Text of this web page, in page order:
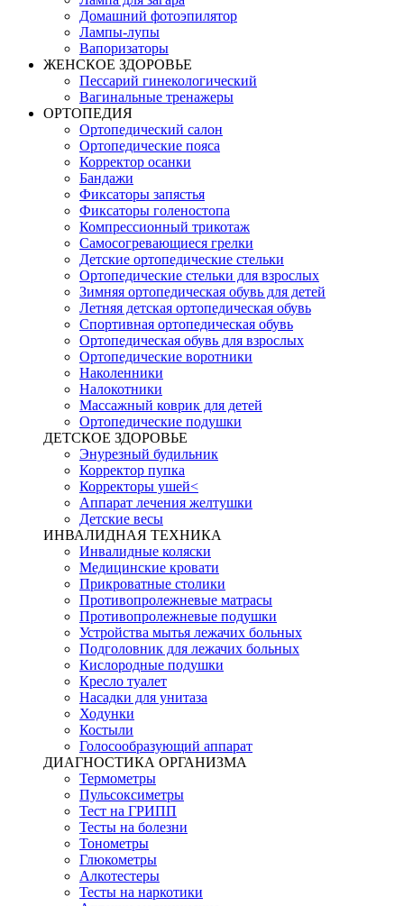
Домашний фотоэпилятор
Лампы-лупы
Вапоризаторы
ЖЕНСКОЕ ЗДОРОВЬЕ
Пессарий гинекологический
Вагинальные тренажеры
ОРТОПЕДИЯ
Ортопедический салон
Ортопедические пояса
Корректор осанки
Бандажи
Фиксаторы запястья
Фиксаторы голеностопа
Компрессионный трикотаж
Самосогревающиеся грелки
Детские ортопедические стельки
Ортопедические стельки для взрослых
Зимняя ортопедическая обувь для детей
Летняя детская ортопедическая обувь
Спортивная ортопедическая обувь
Ортопедическая обувь для взрослых
Ортопедические воротники
Наколенники
Налокотники
Массажный коврик для детей
Ортопедические подушки
ДЕТСКОЕ ЗДОРОВЬЕ
Энурезный будильник
Корректор пупка
Корректоры ушей<
Аппарат лечения желтушки
Детские весы
ИНВАЛИДНАЯ ТЕХНИКА
Инвалидные коляски
Медицинские кровати
Прикроватные столики
Противопролежневые матрасы
Противопролежневые подушки
Устройства мытья лежачих больных
Подголовник для лежачих больных
Кислородные подушки
Кресло туалет
Насадки для унитаза
Ходунки
Костыли
Голосообразующий аппарат
ДИАГНОСТИКА ОРГАНИЗМА
Термометры
Пульсоксиметры
Тест на ГРИПП
Тесты на болезни
Тонометры
Глюкометры
Алкотестеры
Тесты на наркотики